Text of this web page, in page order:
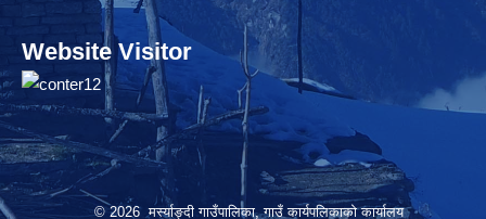
Website Visitor
© 2026 मर्स्याङ्दी गाउँपालिका, गाउँ कार्यपलिकाको कार्यालय